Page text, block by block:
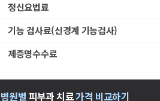
정신요법료
기능 검사료(신경계 기능검사)
제증명수수료
병원별 피부과치료가격 비교하기